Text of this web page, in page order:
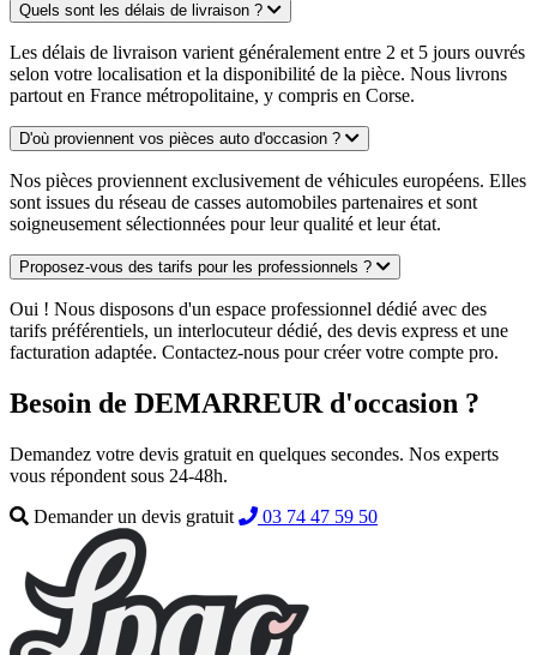
Quels sont les délais de livraison ?
Les délais de livraison varient généralement entre 2 et 5 jours ouvrés
selon votre localisation et la disponibilité de la pièce. Nous livrons
partout en France métropolitaine, y compris en Corse.
D'où proviennent vos pièces auto d'occasion ?
Nos pièces proviennent exclusivement de véhicules européens. Elles
sont issues du réseau de casses automobiles partenaires et sont
soigneusement sélectionnées pour leur qualité et leur état.
Proposez-vous des tarifs pour les professionnels ?
Oui ! Nous disposons d'un espace professionnel dédié avec des
tarifs préférentiels, un interlocuteur dédié, des devis express et une
facturation adaptée. Contactez-nous pour créer votre compte pro.
Besoin de DEMARREUR d'occasion ?
Demandez votre devis gratuit en quelques secondes. Nos experts
vous répondent sous 24-48h.
Demander un devis gratuit
03 74 47 59 50